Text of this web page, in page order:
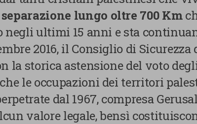
profilazione propri e di
pubblicitari collegati alle
navigazione e dal loro
clic su “Impostazioni
premendo il pulsante
consultare la nostra
Cookie
strettamente
necessari
Cookie di Analisi
Cookie di terze parti
lungo oltre 700 Km
negli ultimi 15 anni e sta
2016, il Consiglio di
la storica astensione del voto
le occupazioni dei territori
dal 1967, compresa
valore legale, bensì